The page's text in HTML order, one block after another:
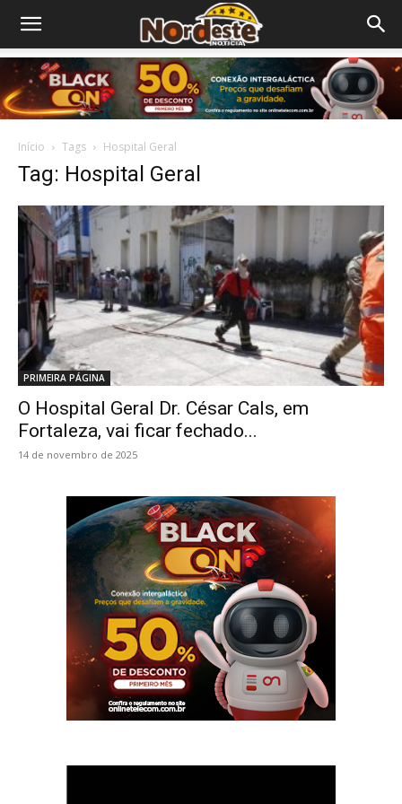
Início Tags Hospital Geral
Tag: Hospital Geral
PRIMEIRA PÁGINA
O Hospital Geral Dr. César Cals, em
Fortaleza, vai ficar fechado...
14 de novembro de 2025